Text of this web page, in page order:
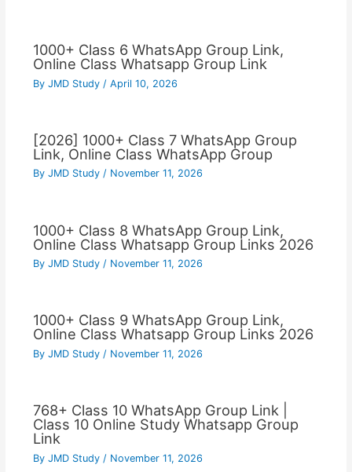
1000+ Class 6 WhatsApp Group Link,
Online Class Whatsapp Group Link
By JMD Study / April 10, 2026
[2026] 1000+ Class 7 WhatsApp Group
Link, Online Class WhatsApp Group
By JMD Study / November 11, 2026
1000+ Class 8 WhatsApp Group Link,
Online Class Whatsapp Group Links 2026
By JMD Study / November 11, 2026
1000+ Class 9 WhatsApp Group Link,
Online Class Whatsapp Group Links 2026
By JMD Study / November 11, 2026
768+ Class 10 WhatsApp Group Link |
Class 10 Online Study Whatsapp Group
Link
By JMD Study / November 11, 2026